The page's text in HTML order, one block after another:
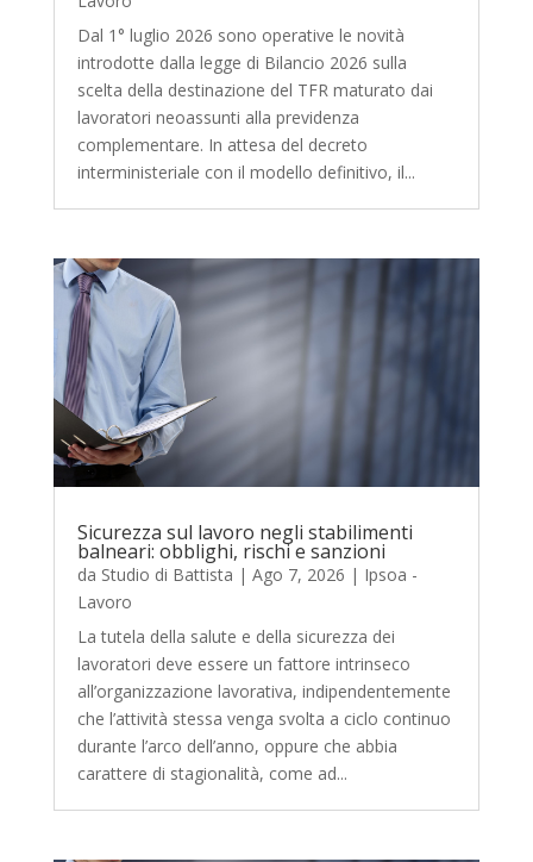
Dal 1° luglio 2026 sono operative le novità
introdotte dalla legge di Bilancio 2026 sulla
scelta della destinazione del TFR maturato dai
lavoratori neoassunti alla previdenza
complementare. In attesa del decreto
interministeriale con il modello definitivo, il...
Sicurezza sul lavoro negli stabilimenti
balneari: obblighi, rischi e sanzioni
da Studio di Battista | Ago 7, 2026 | Ipsoa -
Lavoro
La tutela della salute e della sicurezza dei
lavoratori deve essere un fattore intrinseco
all’organizzazione lavorativa, indipendentemente
che l’attività stessa venga svolta a ciclo continuo
durante l’arco dell’anno, oppure che abbia
carattere di stagionalità, come ad...